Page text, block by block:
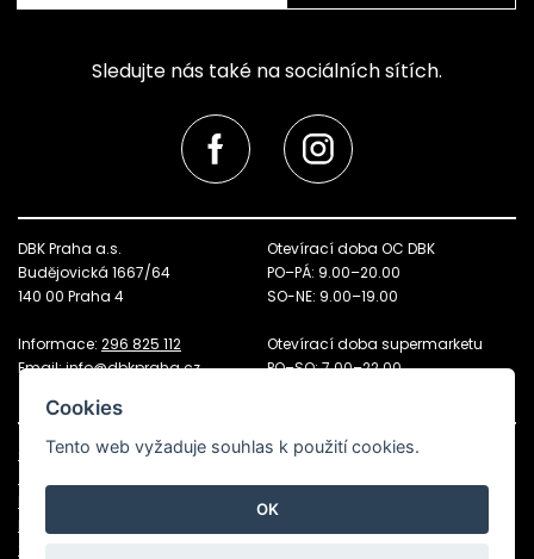
Sledujte nás také na sociálních sítích.
DBK Praha a.s.
Budějovická 1667/64
140 00 Praha 4
Informace: 296 825 112
Email:info@dbkpraha.cz
Otevírací doba OC DBK
PO–PÁ: 9.00–20.00
SO-NE: 9.00–19.00
Otevírací doba supermarketu
PO–SO: 7.00–22.00
Otevírací doba
Kontakty
Parkování
Pronájem prostor
Sekce pro nájemce
Cookies
Tento web vyžaduje souhlas k použití cookies.
OK